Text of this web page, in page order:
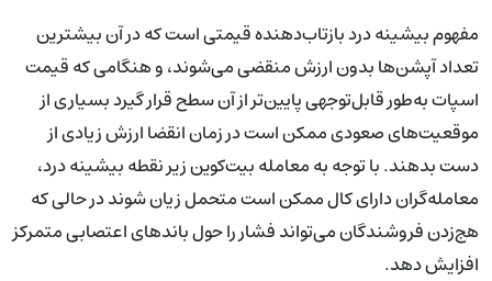
مفهوم بیشینه درد بازتاب‌دهنده قیمتی است که در آن بیشترین
تعداد آپشن‌ها بدون ارزش منقضی می‌شوند، و هنگامی که قیمت
اسپات به‌طور قابل‌توجهی پایین‌تر از آن سطح قرار گیرد بسیاری از
موقعیت‌های صعودی ممکن است در زمان انقضا ارزش زیادی از
دست بدهند. با توجه به معامله بیت‌کوین زیر نقطه بیشینه درد،
معامله‌گران دارای کال ممکن است متحمل زیان شوند در حالی که
هج‌زدن فروشندگان می‌تواند فشار را حول باندهای اعتصابی متمرکز
افزایش دهد.